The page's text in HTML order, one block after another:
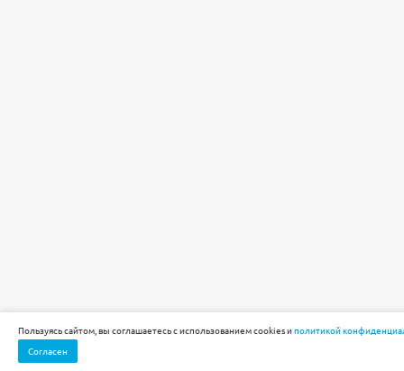
Пользуясь сайтом, вы соглашаетесь с использованием cookies иполитикой
Согласен